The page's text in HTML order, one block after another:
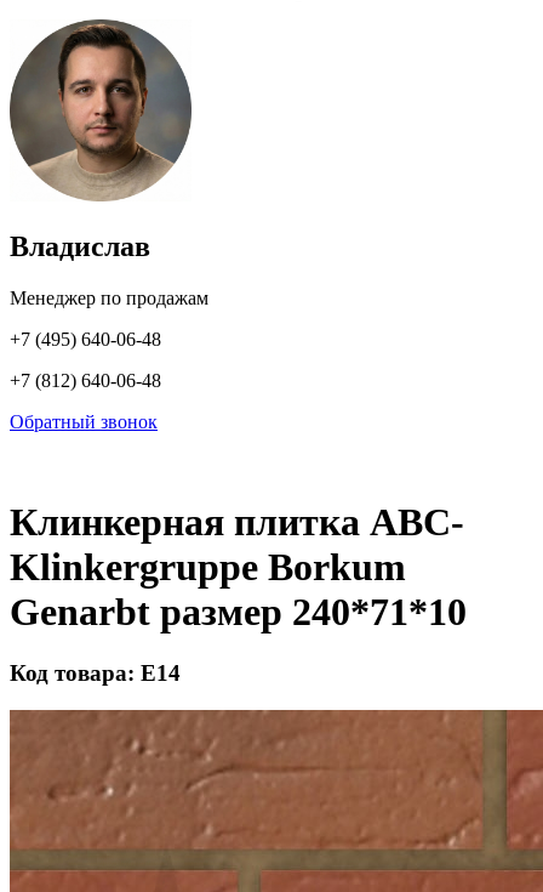
Владислав
Менеджер по продажам
+7 (495) 640-06-48
+7 (812) 640-06-48
Обратный звонок
Клинкерная плитка ABC-
Klinkergruppe Borkum
Genarbt размер 240*71*10
Код товара: Е14